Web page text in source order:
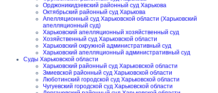
Орджоникидзевский районный суд Харькова
Октябрьский районный суд Харькова
Апелляционный суд Харьковской области (Харьковский
апелляционный суд)
Харьковский апелляционный хозяйственный суд
Хозяйственный суд Харьковской области
Харьковский окружной административный суд
Харьковский апелляционный административный суд
Суды Харьковской области
Харьковский районный суд Харьковской области
Змиевской районный суд Харьковской области
Люботинский городской суд Харьковской области
Чугуевский городской суд Харьковской области